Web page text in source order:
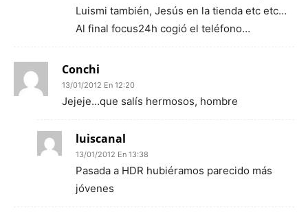
Luismi también, Jesús en la tienda etc etc…
Al final focus24h cogió el teléfono…
Conchi
13/01/2012 En 12:20
Jejeje…que salís hermosos, hombre
luiscanal
13/01/2012 En 13:38
Pasada a HDR hubiéramos parecido más
jóvenes